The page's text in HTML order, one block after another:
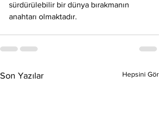
sürdürülebilir bir dünya bırakmanın
anahtarı olmaktadır.
Son Yazılar Hepsini Gör